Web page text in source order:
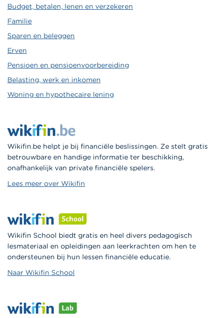
Budget, betalen, lenen en verzekeren
Familie
Sparen en beleggen
Erven
Pensioen en pensioenvoorbereiding
Belasting, werk en inkomen
Woning en hypothecaire lening
Wikifin.be helpt je bij financiële beslissingen. Ze stelt gratis
betrouwbare en handige informatie ter beschikking,
onafhankelijk van private financiële spelers.
Lees meer over Wikifin
Wikifin School biedt gratis en heel divers pedagogisch
lesmateriaal en opleidingen aan leerkrachten om hen te
ondersteunen bij hun lessen financiële educatie.
Naar Wikifin School